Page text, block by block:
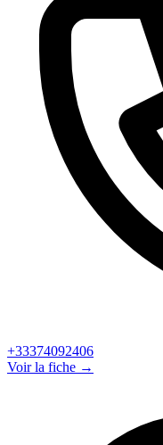
+33374092406
Voir la fiche →